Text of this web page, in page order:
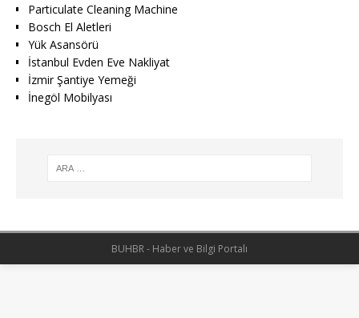
Particulate Cleaning Machine
Bosch El Aletleri
Yük Asansörü
İstanbul Evden Eve Nakliyat
İzmir Şantiye Yemeği
İnegöl Mobilyası
BUHBR - Haber ve Bilgi Portalı